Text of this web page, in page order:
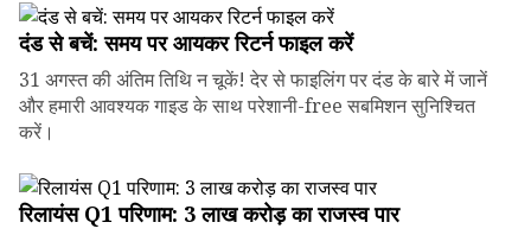
दंड से बचें: समय पर आयकर रिटर्न फाइल करें
31 अगस्त की अंतिम तिथि न चूकें! देर से फाइलिंग पर दंड के बारे में जानें
और हमारी आवश्यक गाइड के साथ परेशानी-free सबमिशन सुनिश्चित
करें।
रिलायंस Q1 परिणाम: ₹3 लाख करोड़ का राजस्व पार